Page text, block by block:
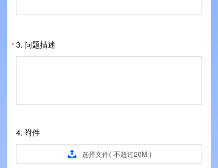
*3. 问题描述
4. 附件
 选择文件( 不超过20M )